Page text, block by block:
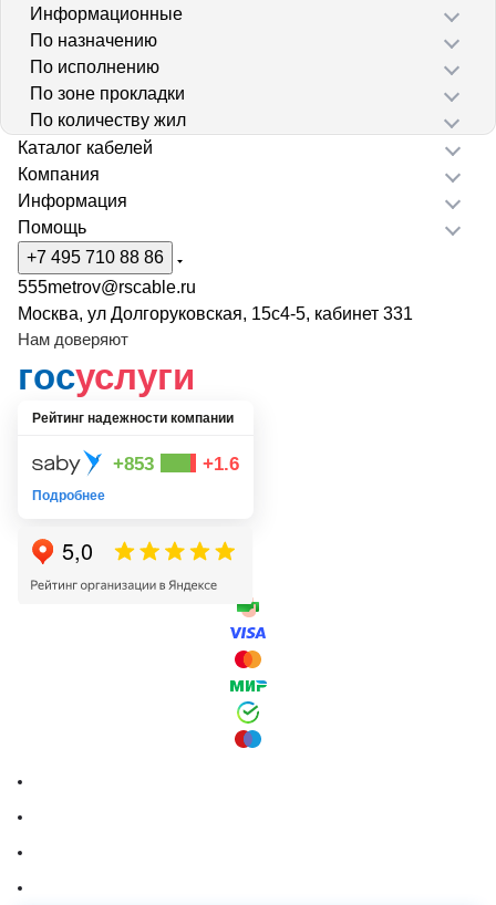
Информационные
По назначению
По исполнению
По зоне прокладки
По количеству жил
Каталог кабелей
Компания
Информация
Помощь
+7 495 710 88 86
555metrov@rscable.ru
Москва, ул Долгоруковская, 15с4-5, кабинет 331
Нам доверяют
госуслуги
Рейтинг надежности компании
+853 +1.6
Подробнее